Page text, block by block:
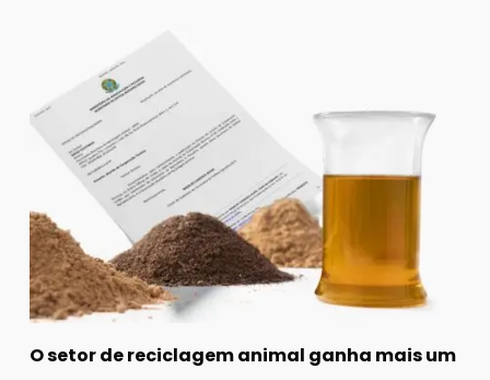
O setor de reciclagem animal ganha mais um